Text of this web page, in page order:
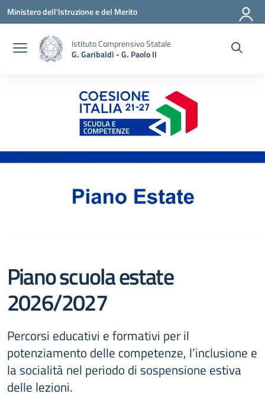
Vai ai contenuti
Vai al menu di navigazione
Vai al footer
Ministero dell'Istruzione e del Merito
Istituto Comprensivo Statale
G. Garibaldi - G. Paolo II
Piano scuola estate
2026/2027
Percorsi educativi e formativi per il
potenziamento delle competenze, l’inclusione e
la socialità nel periodo di sospensione estiva
delle lezioni.